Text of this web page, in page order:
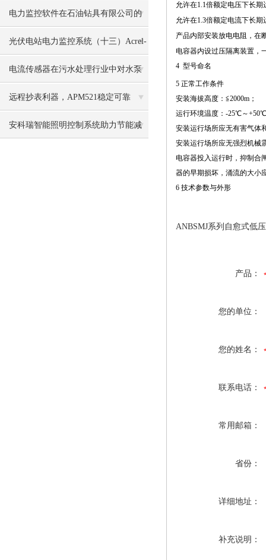
设计与应用
电力监控软件在石油钻具有限公司的
应用
光伏电站电力监控系统（十三）Acrel-
2000光伏监测系统
电流传感器在污水处理行业中对水泵
运行的监测应用
远程抄表利器，APM521稳定可靠
安科瑞智能照明控制系统助力节能减
允许在1.1倍额定电压下长期
允许在1.3倍额定电流下长期
产品内部安装放电电阻，在
电容器内设过压隔离装置，
4 型号命名
5 正常工作条件
安装海拔高度：≦2000m；
运行环境温度：-25℃～
安装运行场所应无有害气体
安装运行场所应无强烈机械
电容器投入运行时，抑制合
器的早期损坏，涌流的大小
6 技术参数与外形
ANBSMJ系列自愈式低
产品：
您的单位：
您的姓名：
联系电话：
常用邮箱：
省份：
详细地址：
补充说明：